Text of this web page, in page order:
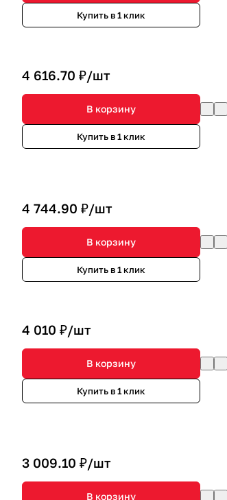
Купить в 1 клик
4 616.70 ₽/шт
В корзину
Купить в 1 клик
4 744.90 ₽/шт
В корзину
Купить в 1 клик
4 010 ₽/шт
В корзину
Купить в 1 клик
3 009.10 ₽/шт
В корзину